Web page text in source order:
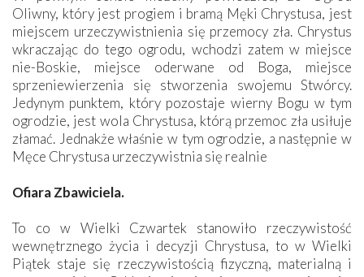
Oliwny, który jest progiem i bramą Męki Chrystusa, jest
miejscem urzeczywistnienia się przemocy zła. Chrystus
wkraczając do tego ogrodu, wchodzi zatem w miejsce
nie-Boskie, miejsce oderwane od Boga, miejsce
sprzeniewierzenia się stworzenia swojemu Stwórcy.
Jedynym punktem, który pozostaje wierny Bogu w tym
ogrodzie, jest wola Chrystusa, którą przemoc zła usiłuje
złamać. Jednakże właśnie w tym ogrodzie, a następnie w
Męce Chrystusa urzeczywistnia się realnie
Ofiara Zbawiciela.
To co w Wielki Czwartek stanowiło rzeczywistość
wewnętrznego życia i decyzji Chrystusa, to w Wielki
Piątek staje się rzeczywistością fizyczną, materialną i